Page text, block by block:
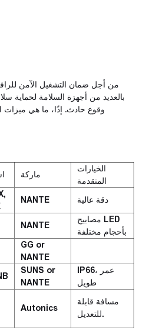
من أجل ضمان التشغيل الآمن
بالعديد من أجهزة السلامة لحماية
وقوع حادث. إذًا، ما هي ميزات
ماركة
الخيارات
المتقدمة
NANTE
دقة عالية
NANTE
مصابيح LED
بأحجام مختلفة
GG or
NANTE
SUNS or
NANTE
IP66، عمر
طويل
Autonics
مسافة قابلة
للتعديل.